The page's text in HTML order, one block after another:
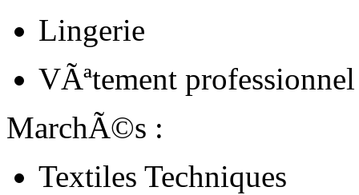
Lingerie
VÃªtement professionnel
MarchÃ©s :
Textiles Techniques